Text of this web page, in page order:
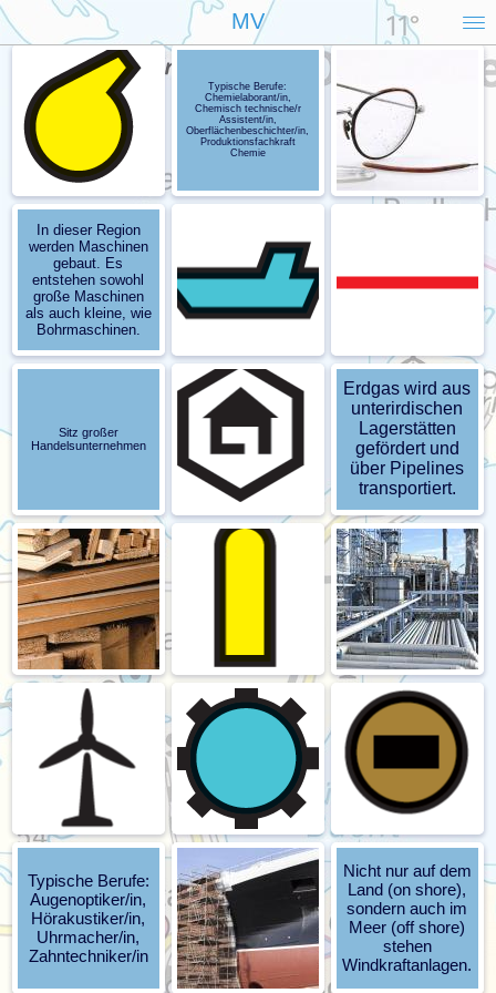
MV
Typische Berufe:
Chemielaborant/in,
Chemisch technische/r
Assistent/in,
Oberflächenbeschichter/in,
Produktionsfachkraft
Chemie
In dieser Region
werden Maschinen
gebaut. Es
entstehen sowohl
große Maschinen
als auch kleine, wie
Bohrmaschinen.
Sitz großer
Handelsunternehmen
Erdgas wird aus
unterirdischen
Lagerstätten
gefördert und
über Pipelines
transportiert.
Typische Berufe:
Augenoptiker/in,
Hörakustiker/in,
Uhrmacher/in,
Zahntechniker/in
Nicht nur auf dem
Land (on shore),
sondern auch im
Meer (off shore)
stehen
Windkraftanlagen.